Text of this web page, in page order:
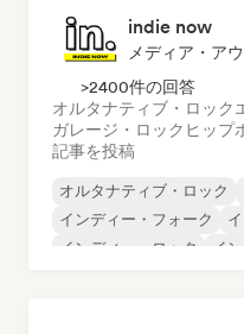
indie now
メディア・ア
>2400件の回答
オルタナティブ・ロック
ガレージ・ロック ヒップ
記事を投稿
オルタナティブ・ロック
インディー・フォーク
インディー・ロック
イ